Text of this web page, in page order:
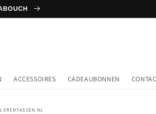
ACCESSOIRES CADEAUBONNEN